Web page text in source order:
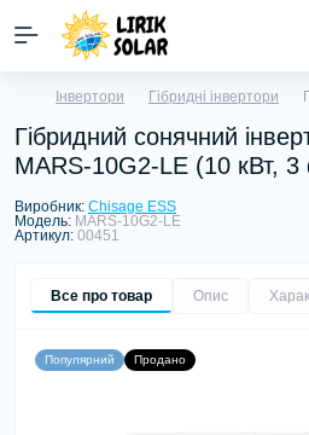
Інвертори Гібридні інвертори
Гібридний сонячний
MARS-10G2-LE (10 кВт,
Виробник: Chisage ESS
Модель: MARS-10G2-LE
Артикул: 00451
Все про товар Опис
Популярний Продано